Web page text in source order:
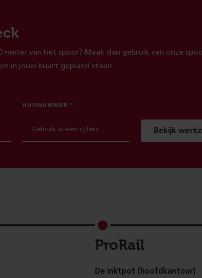
meter van het spoor? Maak dan gebruik van onze
in jouw buurt gepland staan.
HUISNUMMER
Bekijk
ProRail
De Inktpot (hoofdkantoor)